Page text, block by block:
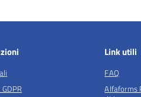
Link utili
FAQ
Alfaforms